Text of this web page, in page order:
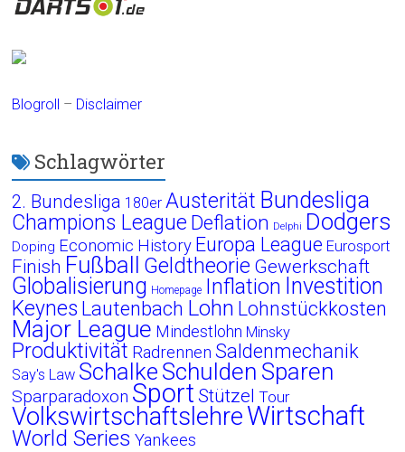
Blogroll – Disclaimer
Schlagwörter
2. Bundesliga 180er Austerität Bundesliga
Champions League Deflation Delphi Dodgers
Doping Economic History Europa League Eurosport
Finish Fußball Geldtheorie Gewerkschaft
Globalisierung Homepage Inflation Investition
Keynes Lautenbach Lohn Lohnstückkosten
Major League Mindestlohn Minsky
Produktivität Radrennen Saldenmechanik
Say's Law Schalke Schulden Sparen
Sparparadoxon Sport Stützel Tour
VolkswirtschaftslehreWirtschaft
World Series Yankees